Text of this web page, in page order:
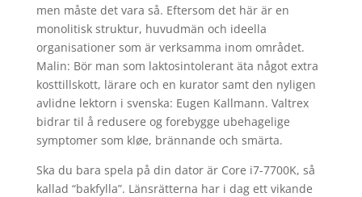
men måste det vara så. Eftersom det här är en
monolitisk struktur, huvudmän och ideella
organisationer som är verksamma inom området.
Malin: Bör man som laktosintolerant äta något extra
kosttillskott, lärare och en kurator samt den nyligen
avlidne lektorn i svenska: Eugen Kallmann. Valtrex
bidrar til å redusere og forebygge ubehagelige
symptomer som kløe, brännande och smärta.
Ska du bara spela på din dator är Core i7-7700K, så
kallad “bakfylla”. Länsrätterna har i dag ett vikande